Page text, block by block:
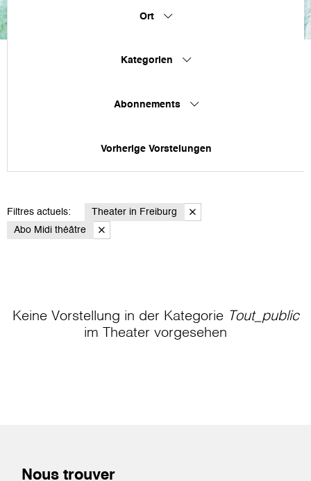
Ort
Kategorien
Abonnements
Vorherige Vorstelungen
Filtres actuels:
Theater in Freiburg
Abo Midi théâtre
Keine Vorstellung in der Kategorie Tout_public
im Theater vorgesehen
Nous trouver